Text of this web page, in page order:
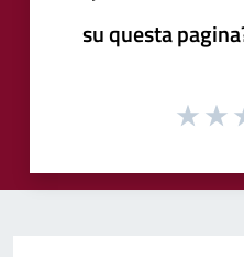
su questa